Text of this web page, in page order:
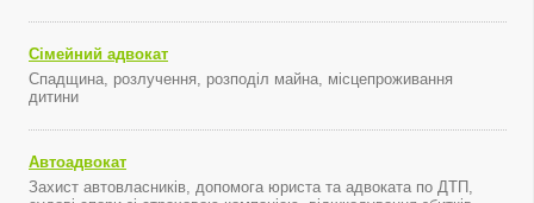
Сімейний адвокат
Спадщина, розлучення, розподіл майна, місцепроживання
дитини
Автоадвокат
Захист автовласників, допомога юриста та адвоката по ДТП,